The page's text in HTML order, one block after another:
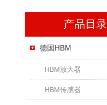
产品目录
德国HBM
HBM放大器
HBM传感器